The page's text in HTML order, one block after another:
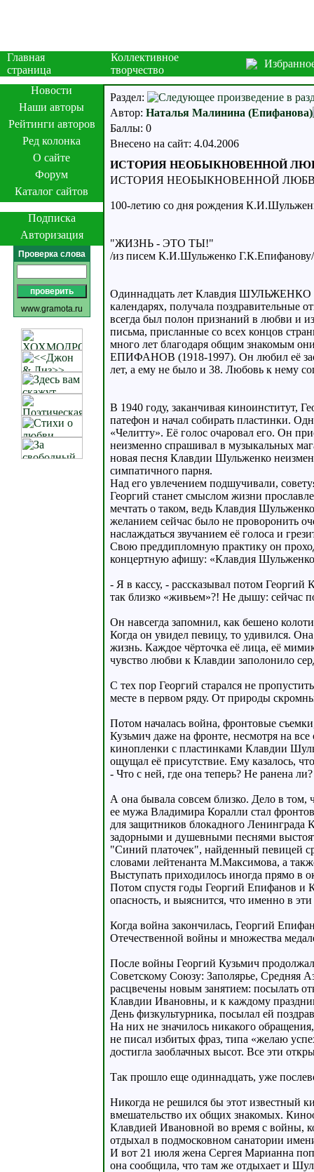
Главная
страница
Коллективное
творчество
Новости
Наши авторы
Рейтинги авторов
Ред колонка
О сайте
Форум
Каталог сайтов
Подписка
Авторизация
Проверка слова
www.gramota.ru
Раздел:
Автор: Наталья Малинина (Епифанова)
Баллы: 0
Внесено на сайт: 4.04.2006
ИСТОРИЯ НЕОБЫКНОВЕННОЙ
ИСТОРИЯ НЕОБЫКНОВЕННОЙ
100-летию со дня рождения
"ЖИЗНЬ - ЭТО ТЫ!"
/из писем К.И.Шульженко Г.К.Епифанову/
Одиннадцать лет Клавдия ШУЛЬЖЕНКО
календарях, получала
всегда был полон признаний в любви и
письма, присланные со всех концов
много лет благодаря общим знакомым
ЕПИФАНОВ (1918-1997). Он любил её
лет, а ему не было и 38. Любовь к нему
В 1940 году, заканчивая киноинститут,
патефон и начал собирать пластинки.
«Челитту». Её голос очаровал его. Он
неизменно спрашивал в музыкальных
новая песня Клавдии Шульженко
симпатичного парня.
Над его увлечением подшучивали,
Георгий станет смыслом жизни
мечтать о таком, ведь Клавдия
желанием сейчас было не проворонить
наслаждаться звучанием её голоса и
Свою преддипломную практику он
концертную афишу: «Клавдия Шульженко
- Я в кассу, - рассказывал потом Георгий
так близко «живьем»?! Не дышу: сейчас
Он навсегда запомнил, как бешено
Когда он увидел певицу, то удивился.
жизнь. Каждое чёрточка её лица, её
чувство любви к Клавдии заполонило
С тех пор Георгий старался не
месте в первом ряду. От природы
Потом началась война, фронтовые
Кузьмич даже на фронте, несмотря на
кинопленки с пластинками Клавдии
ощущал её присутствие. Ему казалось,
- Что с ней, где она теперь? Не ранена
А она бывала совсем близко. Дело в
ее мужа Владимира Коралли стал
для защитников блокадного Ленинграда
задорными и душевными песнями
"Синий платочек", найденный певицей
словами лейтенанта М.Максимова, а
Выступать приходилось иногда прямо в
Потом спустя годы Георгий Епифанов и
опасность, и выяснится, что именно в
Когда война закончилась, Георгий
Отечественной войны и множества
После войны Георгий Кузьмич
Советскому Союзу: Заполярье, Средняя
расцвечены новым занятием: посылать
Клавдии Ивановны, и к каждому
День физкультурника, посылал ей
На них не значилось никакого
не писал избитых фраз, типа «желаю
достигла заоблачных высот. Все эти
Так прошло еще одиннадцать, уже
Никогда не решился бы этот известный
вмешательство их общих знакомых.
Клавдией Ивановной во время с войны,
отдыхал в подмосковном санатории
И вот 21 июля жена Сергея Марианна
она сообщила, что там же отдыхает и